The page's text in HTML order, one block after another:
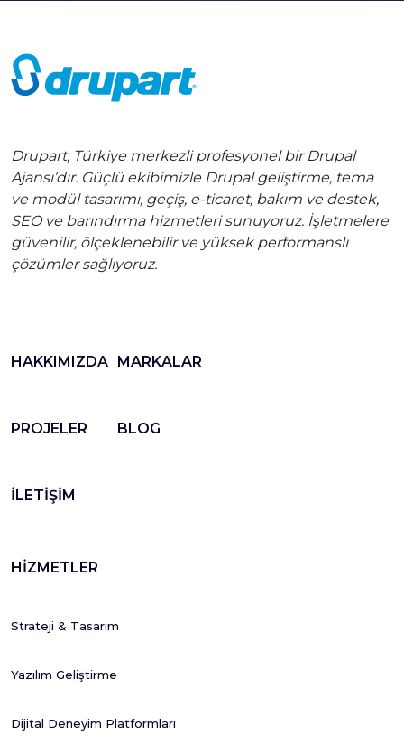
Drupart, Türkiye merkezli profesyonel bir Drupal
Ajansı’dır. Güçlü ekibimizle Drupal geliştirme, tema
ve modül tasarımı, geçiş, e-ticaret, bakım ve destek,
SEO ve barındırma hizmetleri sunuyoruz. İşletmelere
güvenilir, ölçeklenebilir ve yüksek performanslı
çözümler sağlıyoruz.
HAKKIMIZDA MARKALAR
PROJELER BLOG
İLETİŞİM
HİZMETLER
Strateji & Tasarım
Yazılım Geliştirme
Dijital Deneyim Platformları